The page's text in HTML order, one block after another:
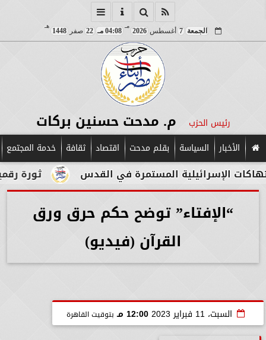
الجمعة 7 أغسطس 2026
مـ
04:08 مـ 22 صفر 1448
هـ
رئيس الحزب م. مدحت حسنين بركات
الأخبار السياسة بقلم مدحت اقتصاد ثقافة خدمة المجتمع
ثورة رقمية الإسرائيلية المستمرة في القدس
“الإفتاء” توضح حكم حرق ورق
القرآن (فيديو)
السبت، 11 فبراير 2023 12:00 مـ بتوقيت القاهرة